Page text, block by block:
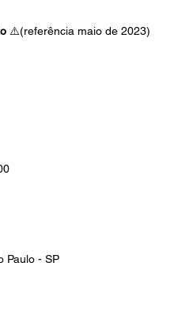
⚠️(referência maio de 2023)
Paulo - SP